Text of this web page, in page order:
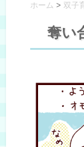
ホーム > 双子
奪い